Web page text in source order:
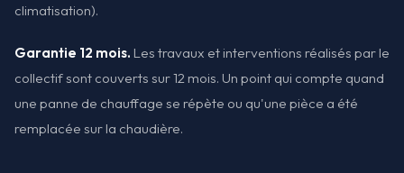
climatisation).
Garantie 12 mois. Les travaux et interventions réalisés par le
collectif sont couverts sur 12 mois. Un point qui compte quand
une panne de chauffage se répète ou qu'une pièce a été
remplacée sur la chaudière.